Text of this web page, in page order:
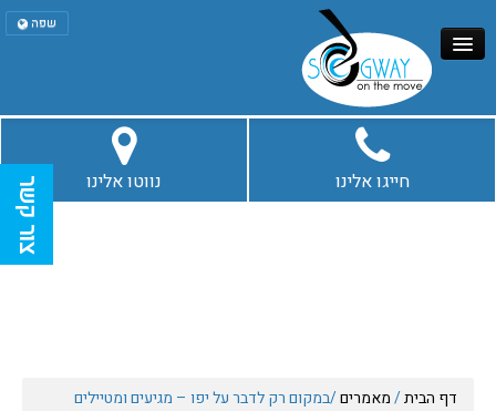
שפה
סיורים נוספים
חייגו אלינו נווטו אלינו
דף הבית/מאמרים/במקום רק לדבר על יפו – מגיעים ומטיילים
צור קשר